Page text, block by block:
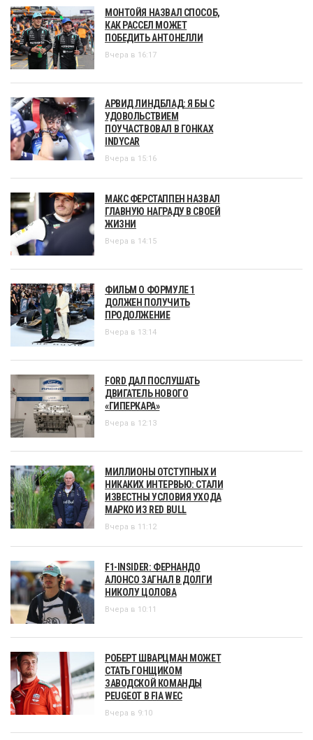
МОНТОЙЯ НАЗВАЛ СПОСОБ,
КАК РАССЕЛ МОЖЕТ
ПОБЕДИТЬ АНТОНЕЛЛИ
Вчера в 16:17
АРВИД ЛИНДБЛАД: Я БЫ С
УДОВОЛЬСТВИЕМ
ПОУЧАСТВОВАЛ В ГОНКАХ
INDYCAR
Вчера в 15:16
МАКС ФЕРСТАППЕН НАЗВАЛ
ГЛАВНУЮ НАГРАДУ В СВОЕЙ
ЖИЗНИ
Вчера в 14:15
ФИЛЬМ О ФОРМУЛЕ 1
ДОЛЖЕН ПОЛУЧИТЬ
ПРОДОЛЖЕНИЕ
Вчера в 13:14
FORD ДАЛ ПОСЛУШАТЬ
ДВИГАТЕЛЬ НОВОГО
«ГИПЕРКАРА»
Вчера в 12:13
МИЛЛИОНЫ ОТСТУПНЫХ И
НИКАКИХ ИНТЕРВЬЮ: СТАЛИ
ИЗВЕСТНЫ УСЛОВИЯ УХОДА
МАРКО ИЗ RED BULL
Вчера в 11:12
F1-INSIDER: ФЕРНАНДО
АЛОНСО ЗАГНАЛ В ДОЛГИ
НИКОЛУ ЦОЛОВА
Вчера в 10:11
РОБЕРТ ШВАРЦМАН МОЖЕТ
СТАТЬ ГОНЩИКОМ
ЗАВОДСКОЙ КОМАНДЫ
PEUGEOT В FIA WEC
Вчера в 9:10